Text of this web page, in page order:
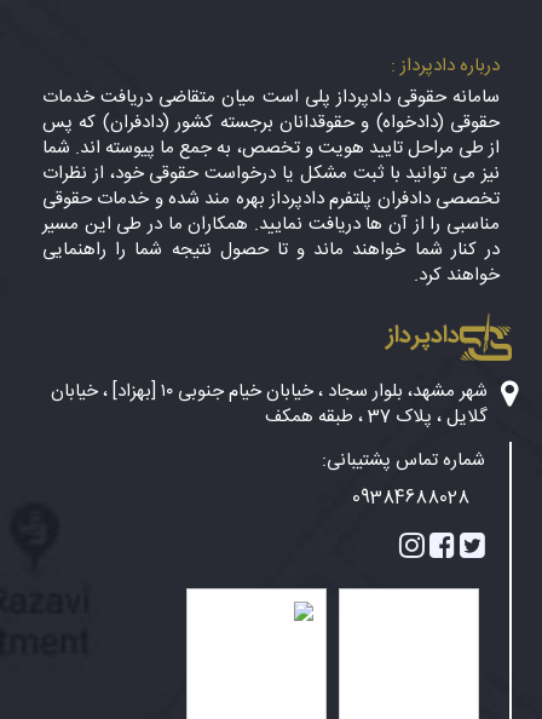
درباره دادپرداز :
سامانه حقوقی دادپرداز پلی است میان متقاضی دریافت خدمات
حقوقی (دادخواه) و حقوقدانان برجسته کشور (دادفران) که پس
از طی مراحل تایید هویت و تخصص، به جمع ما پیوسته اند. شما
نیز می توانید با ثبت مشکل یا درخواست حقوقی خود، از نظرات
تخصصی دادفران پلتفرم دادپرداز بهره مند شده و خدمات حقوقی
مناسبی را از آن ها دریافت نمایید. همکاران ما در طی این مسیر
در کنار شما خواهند ماند و تا حصول نتیجه شما را راهنمایی
خواهند کرد.
دادپرداز
شهر مشهد، بلوار سجاد ، خیابان خیام جنوبی ۱۰ [بهزاد] ، خیابان
گلایل ، پلاک 37 ، طبقه همکف
شماره تماس پشتیبانی:
09384688028